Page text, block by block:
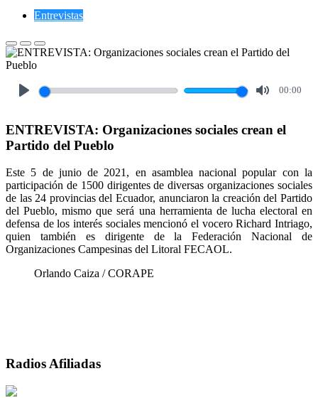
Entrevistas
00:00
ENTREVISTA: Organizaciones sociales crean el
Partido del Pueblo
Este 5 de junio de 2021, en asamblea nacional popular con la
participación de 1500 dirigentes de diversas organizaciones sociales
de las 24 provincias del Ecuador, anunciaron la creación del Partido
del Pueblo, mismo que será una herramienta de lucha electoral en
defensa de los interés sociales mencionó el vocero Richard Intriago,
quien también es dirigente de la Federación Nacional de
Organizaciones Campesinas del Litoral FECAOL.
Orlando Caiza / CORAPE
Radios Afiliadas